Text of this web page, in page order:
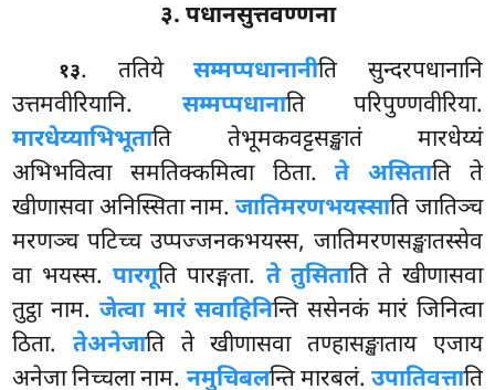
३. पधानसुत्तवण्णना
१३. ततियेसम्मप्पधानानीति सुन्दरपधानानि
उत्तमवीरियानि. सम्मप्पधानाति परिपुण्णवीरिया.
मारधेय्याभिभूताति तेभूमकवट्टसङ्खातं मारधेय्यं
अभिभवित्वा समतिक्कमित्वा ठिता.ते असिताति ते
खीणासवा अनिस्सिता नाम.जातिमरणभयस्साति जातिञ्च
मरणञ्च पटिच्च उप्पज्जनकभयस्स, जातिमरणसङ्खातस्सेव
वा भयस्स. पारगूति पारङ्गता. ते तुसिताति ते खीणासवा
तुट्ठा नाम.जेत्वा मारं सवाहिनिन्ति ससेनकं मारं जिनित्वा
ठिता. तेअनेजाति ते खीणासवा तण्हासङ्खाताय एजाय
अनेजा निच्चला नाम. नमुचिबलन्ति मारबलं. उपातिवत्ताति